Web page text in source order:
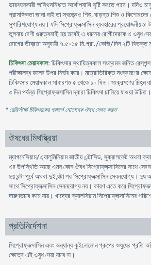
ভারবহনকারী অস্থিসন্ধিতে অর্থোপ্যাথি সৃষ্টি করতে পারে। যদিও
প্রাসঙ্গিকতা জানা নাই তা স্বত্ত্বেও শিশু, বাড়ন্ত শিশু ও কিশোরদের
সুপারিশযোগ্য নয়। যদি সিপ্রোফ্লক্সাসিন ব্যবহারের
তুলনায় বেশী গুরুত্ববাহী হয় তবেই এ ধরনের রোগীদেরকে এ ওষুধ
রোগের তীব্রতা অনুযায়ী ৭.৫-১৫ মি.গ্রা./কেজি/দিন ২টি বিভক্ত
চিকিৎসা মেয়াদকাল: চিকিৎসার স্থায়িত্বকাল সংক্রমন জনিত
পরীক্ষালব্ধ ফলের উপর নির্ভর করে। মাত্রাতিরিক্ত সংক্রমণের
চিকিৎসার মেয়াদকাল সাধারণত ৫ থেকে ১০ দিন। সংক্রমণের চিহ্ন
৩ দিন পর্যন্ত সিপ্রোফ্লক্সাসিন দ্বারা চিকিৎসা চালিয়ে যাওয়া উচিত।
* রেজিস্টার্ড চিকিৎসকের পরামর্শ মোতাবেক ঔষধ সেবন করুন'
ঔষধের মিথষ্ক্রিয়া
ম্যাগনেসিয়াম/এ্যালুমিনিয়াম জাতীয় এন্টাসিড, সুক্রালফেট অথবা
এর উপস্থিতি আছে এমন কোন ঔষধ সিপ্রোফ্লক্সাসিনের সাথে
ছয় ঘন্টা পূর্বে অথবা দুই ঘন্টা পর সিপ্রোফ্লক্সাসিন সেবনযোগ্য। দুধ
সাথে সিপ্রোফ্লক্সাসিন সেবনযোগ্য নয়। কারণ এতে করে
দারুণভাবে কমে যায়। খাদ্যের ক্যালসিয়াম সিপ্রোফ্লক্সাসিনের
প্রতিনির্দেশনা
সিপ্রোফ্লক্সাসিন এবং অন্যান্য কুইনোলোন গ্রুপের ওষুধের প্রতি
ক্ষেত্রে এই ওষুধ দেয়া যাবে না।